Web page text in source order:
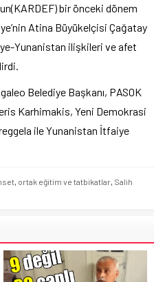
bir önceki dönem
Atina Büyükelçisi Çağatay
Yunanistan ilişkileri ve afet
Belediye Başkanı, PASOK
Karhimakis, Yeni Demokrasi
ile Yunanistan İtfaiye
ortak eğitim ve tatbikatlar Salih